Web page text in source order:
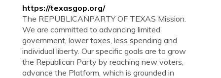
https://texasgop.org/
The REPUBLICANPARTY OF TEXAS Mission.
We are committed to advancing limited
government, lower taxes, less spending and
individual liberty. Our specific goals are to grow
the Republican Party by reaching new voters,
advance the Platform, which is grounded in